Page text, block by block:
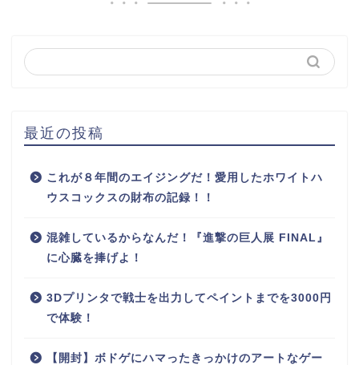
最近の投稿
これが８年間のエイジングだ！愛用したホワイトハ
ウスコックスの財布の記録！！
混雑しているからなんだ！『進撃の巨人展 FINAL』
に心臓を捧げよ！
3Dプリンタで戦士を出力してペイントまでを3000円
で体験！
【開封】ボドゲにハマったきっかけのアートなゲー